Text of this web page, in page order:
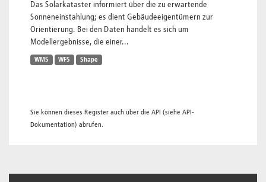
Das Solarkataster informiert über die zu erwartende
Sonneneinstahlung; es dient Gebäudeeigentümern zur
Orientierung. Bei den Daten handelt es sich um
Modellergebnisse, die einer...
WMS WFS Shape
Sie können dieses Register auch über die API (siehe API-
Dokumentation) abrufen.